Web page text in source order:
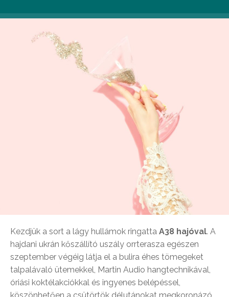
Kezdjük a sort a lágy hullámok ringatta A38 hajóval. A
hajdani ukrán kőszállító uszály orrterasza egészen
szeptember végéig látja el a bulira éhes tömegeket
talpalávaló ütemekkel, Martin Audio hangtechnikával,
óriási koktélakciókkal és ingyenes belépéssel,